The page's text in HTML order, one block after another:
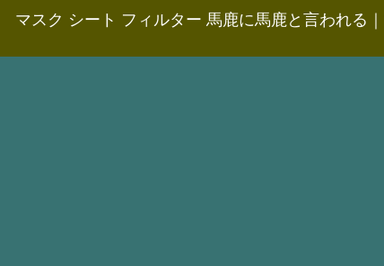
マスク シート フィルター 馬鹿に馬鹿と言われる